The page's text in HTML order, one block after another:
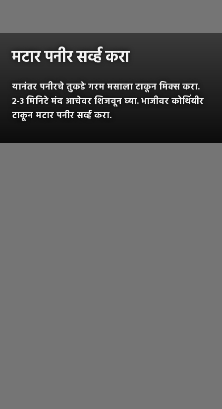
मटार पनीर सर्व्ह करा
यानंतर पनीरचे तुकडे गरम मसाला टाकून मिक्स करा.
२-३ मिनिटे मंद आचेवर शिजवून घ्या. भाजीवर कोथिंबीर
टाकून मटार पनीर सर्व्ह करा.